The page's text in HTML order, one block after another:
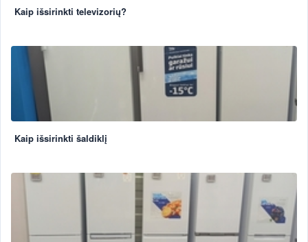
Kaip išsirinkti televizorių?
Kaip išsirinkti šaldiklį